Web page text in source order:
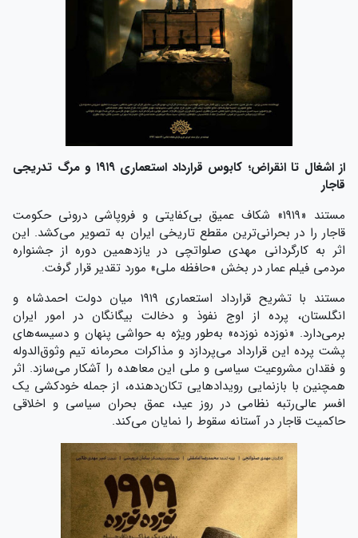
از اشغال تا انقراض؛ کابوس قرارداد استعماری ۱۹۱۹ و مرگ تدریجی
قاجار
مستند «۱۹۱۹» شکاف عمیق بی‌کفایتی و فروپاشی درونی حکومت
قاجار را در بحرانی‌ترین مقطع تاریخی ایران به تصویر می‌کشد. این
اثر به کارگردانی مهدی صلواتچی در یازدهمین دوره از جشنواره
مردمی فیلم عمار در بخش «حافظه ملی» مورد تقدیر قرار گرفت.
مستند با تشریح قرارداد استعماری ۱۹۱۹ میان دولت احمدشاه و
انگلستان، پرده از اوج نفوذ و دخالت بیگانگان در امور ایران
برمی‌دارد. «نوزده نوزده» به‌طور ویژه به حواشی پنهان و دسیسه‌های
پشت پرده این قرارداد می‌پردازد و مذاکرات محرمانه تیم وثوق‌الدوله
و فقدان مشروعیت سیاسی و ملی این معاهده را آشکار می‌سازد. اثر
همچنین با بازنمایی رویدادهایی تکان‌دهنده، از جمله خودکشی یک
افسر عالی‌رتبه نظامی در روز عید، عمق بحران سیاسی و اخلاقی
حاکمیت قاجار در آستانه سقوط را نمایان می‌کند.